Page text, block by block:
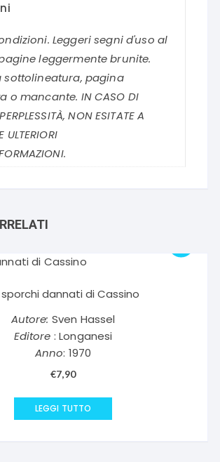
Leggeri segni d'uso al
leggermente brunite.
sottolineatura, pagina
o mancante. IN CASO DI
NON ESITATE A
ULTERIORI
sporchi dannati di Cassino
Autore: Sven Hassel
Editore : Longanesi
Anno: 1970
€7,90
LEGGI TUTTO